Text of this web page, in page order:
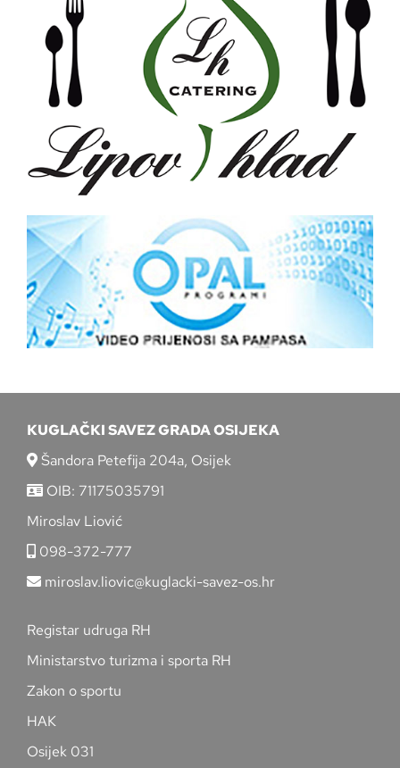
KUGLAČKI SAVEZ GRADA OSIJEKA
Šandora Petefija 204a, Osijek
OIB: 71175035791
Miroslav Liović
098-372-777
miroslav.liovic@kuglacki-savez-os.hr
Registar udruga RH
Ministarstvo turizma i sporta RH
Zakon o sportu
HAK
Osijek 031